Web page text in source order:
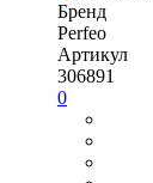
Бренд
Perfeo
Артикул
306891
0